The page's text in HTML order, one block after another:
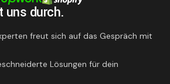
durch.
freut sich auf das Gespräch mit
Lösungen für dein